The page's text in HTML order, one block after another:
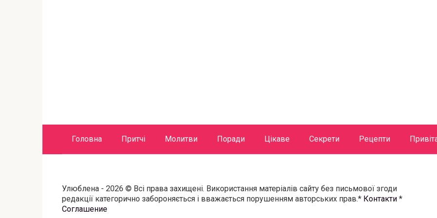
Головна Притчі Молитви Поради Цікаве Секрети Рецепти
Улюблена - 2026 © Всі права захищені. Використання матеріалів сайту без письмової згоди
редакції категорично забороняється і вважається порушенням авторських прав.* Контакти *
Соглашение